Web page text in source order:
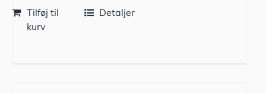
Tilføj til
kurv
Detaljer